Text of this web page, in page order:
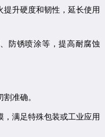
升硬度和韧性，延长使用
防锈喷涂等，提高耐腐蚀
准确。
满足特殊包装或工业应用